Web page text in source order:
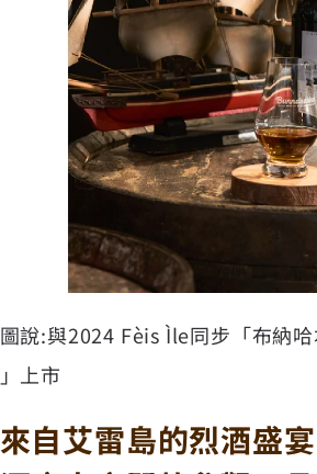
圖說:與2024 Fèis Ìle同步「布納
」上市
來自艾雷島的烈酒盛